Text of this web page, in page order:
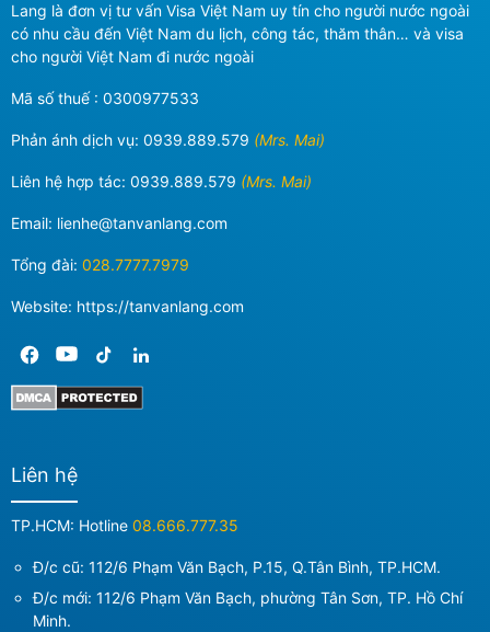
Lang là đơn vị tư vấn Visa Việt Nam uy tín cho người nước ngoài
có nhu cầu đến Việt Nam du lịch, công tác, thăm thân… và visa
cho người Việt Nam đi nước ngoài
Mã số thuế : 0300977533
Phản ánh dịch vụ: 0939.889.579 (Mrs. Mai)
Liên hệ hợp tác: 0939.889.579 (Mrs. Mai)
Email: lienhe@tanvanlang.com
Tổng đài: 028.7777.7979
Website: https://tanvanlang.com
Liên hệ
TP.HCM: Hotline 08.666.777.35
Đ/c cũ: 112/6 Phạm Văn Bạch, P.15, Q.Tân Bình, TP.HCM.
Đ/c mới: 112/6 Phạm Văn Bạch, phường Tân Sơn, TP. Hồ Chí
Minh.